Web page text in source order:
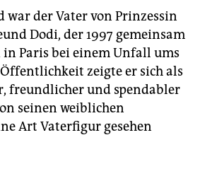
war der Vater von Prinzessin
Dodi, der 1997 gemeinsam
Paris bei einem Unfall ums
zeigte er sich als
freundlicher und spendabler
seinen weiblichen
Art Vaterfigur gesehen